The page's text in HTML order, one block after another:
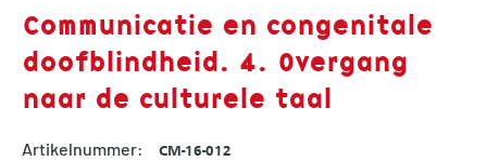
Communicatie en congenitale
doofblindheid. 4. Overgang
naar de culturele taal
Artikelnummer: CM-16-012